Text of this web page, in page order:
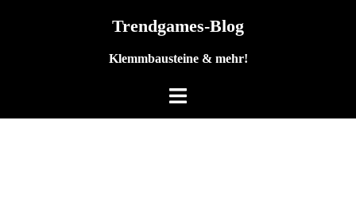
Trendgames-Blog
Klemmbausteine & mehr!